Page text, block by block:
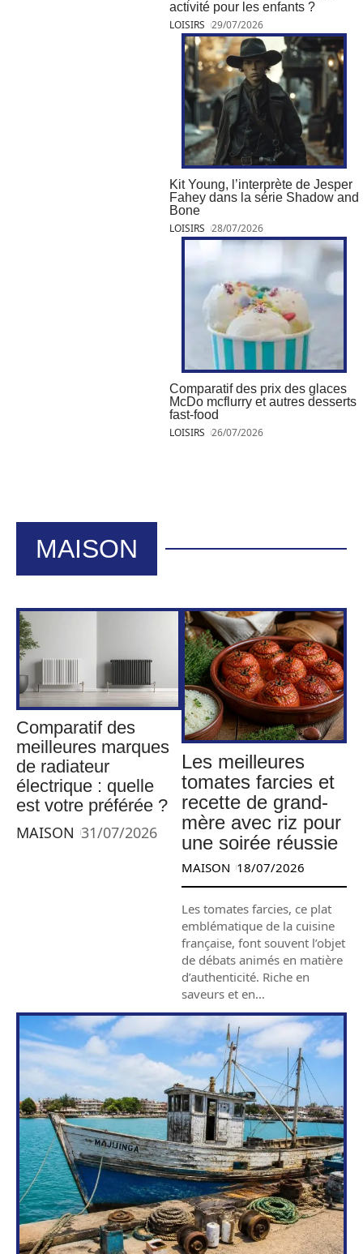
activité pour les enfants ?
LOISIRS 29/07/2026
Kit Young, l’interprète de Jesper
Fahey dans la série Shadow and
Bone
LOISIRS 28/07/2026
Comparatif des prix des glaces
McDo mcflurry et autres desserts
fast-food
LOISIRS 26/07/2026
MAISON
Comparatif des
meilleures marques
de radiateur
électrique : quelle
est votre préférée ?
MAISON 31/07/2026
Les meilleures
tomates farcies et
recette de grand-
mère avec riz pour
une soirée réussie
MAISON 18/07/2026
Les tomates farcies, ce plat
emblématique de la cuisine
française, font souvent l’objet
de débats animés en matière
d’authenticité. Riche en
saveurs et en…